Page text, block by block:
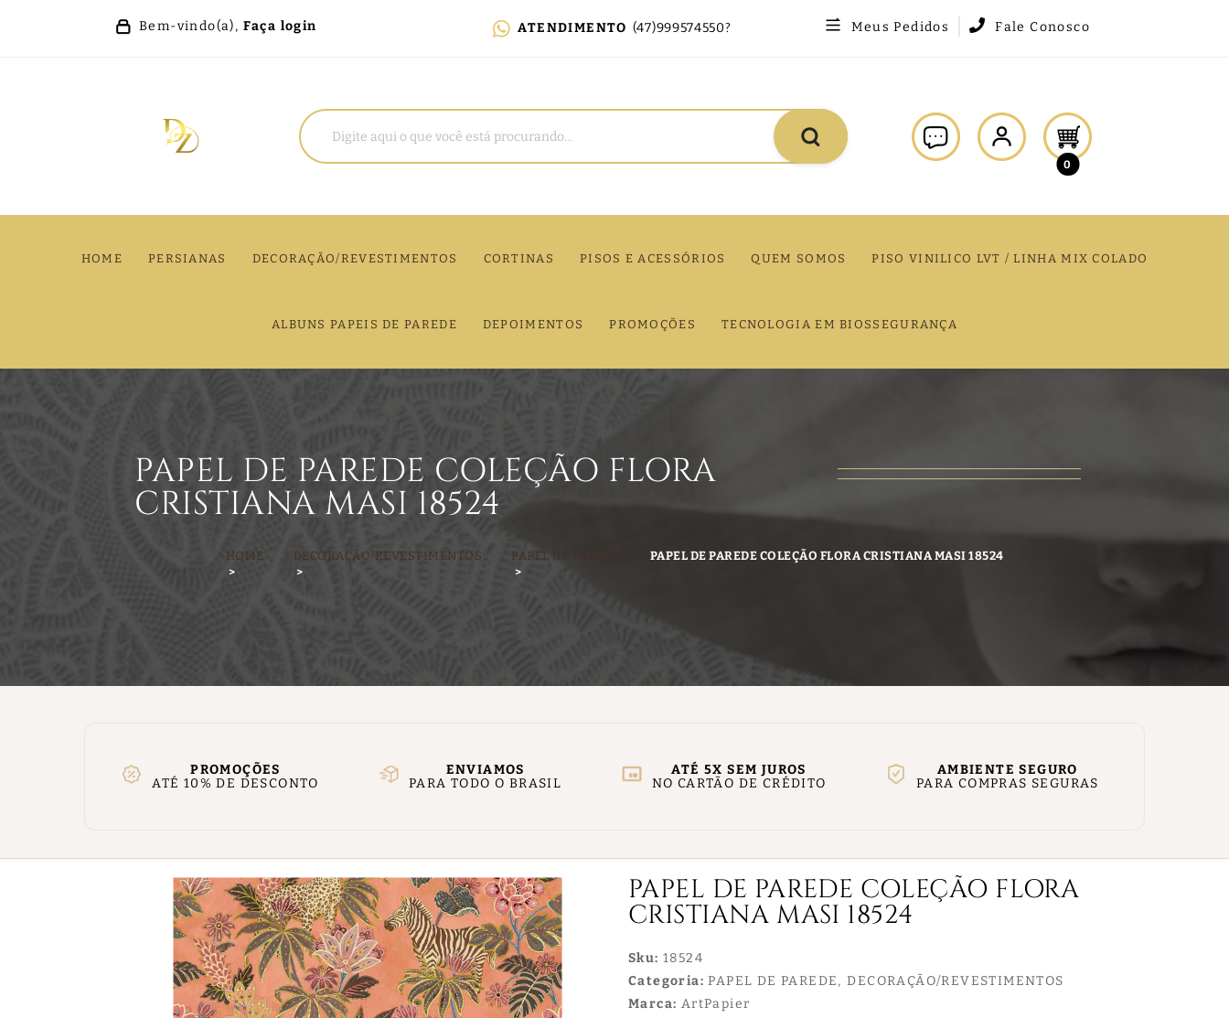
Bem-vindo(a), Faça login ATENDIMENTO (47)999574550? Meus Pedidos Fale Conosco
0
HOME PERSIANAS DECORAÇÃO/REVESTIMENTOS CORTINAS PISOS E ACESSÓRIOS QUEM SOMOS PISO VINILICO LVT / LINHA MIX COLADO
ALBUNS PAPEIS DE PAREDE DEPOIMENTOS PROMOÇÕES TECNOLOGIA EM BIOSSEGURANÇA
HOME DECORAÇÃO/REVESTIMENTOS PAPEL DE PAREDE PAPEL DE PAREDE COLEÇÃO FLORA CRISTIANA MASI 18524
PAPEL DE PAREDE COLEÇÃO FLORA
CRISTIANA MASI 18524
PROMOÇÕES
ATÉ 10% DE DESCONTO
ENVIAMOS
PARA TODO O BRASIL
ATÉ 5X SEM JUROS
NO CARTÃO DE CRÉDITO
AMBIENTE SEGURO
PARA COMPRAS SEGURAS
PAPEL DE PAREDE COLEÇÃO FLORA
CRISTIANA MASI 18524
Sku: 18524
Categoria: PAPEL DE PAREDE
DECORAÇÃO/REVESTIMENTOS
Marca: ArtPapier